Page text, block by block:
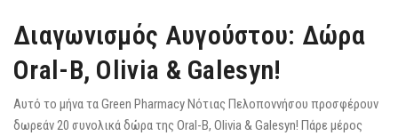
Διαγωνισμός Αυγούστου: Δώρα
Oral-B, Olivia & Galesyn!
Αυτό το μήνα τα Green Pharmacy Νότιας Πελοποννήσου προσφέρουν
δωρεάν 20 συνολικά δώρα της Oral-B, Olivia & Galesyn! Πάρε μέρος